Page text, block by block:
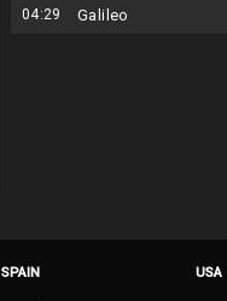
04:29 Galileo
SPAIN USA